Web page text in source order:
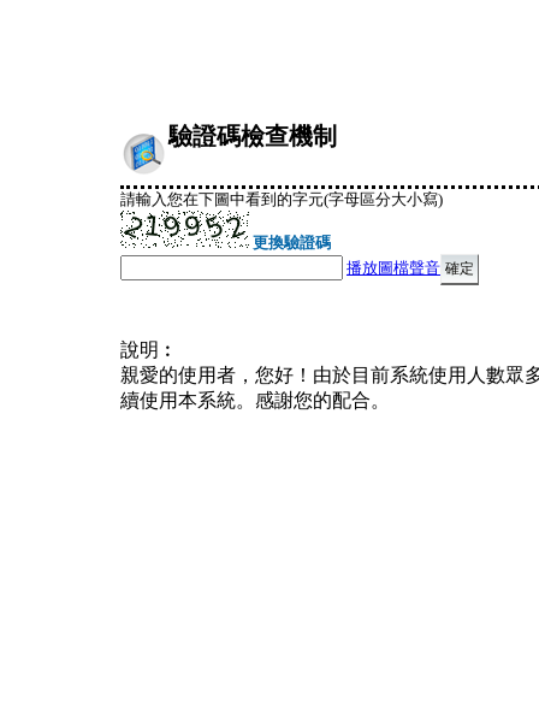
驗證碼檢查機制
請輸入您在下圖中看到的字元(字母區分大小寫)
更換驗證碼
播放圖檔聲音
說明︰
親愛的使用者，您好！由於目前系統使用人數眾
續使用本系統。感謝您的配合。